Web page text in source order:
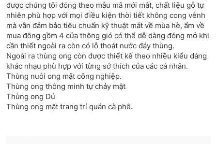
được chúng tôi đóng theo mẫu mã mới mất, chất liệu gỗ tự
nhiên phù hợp với mọi điều kiện thời tiết không cong vênh
mà vẫn đảm bảo tiêu chuẩn kỹ thuật mát về mùa hè, ấm về
mua đông gồm 4 cửa thông gió có thể dễ dàng đóng mở khi
cần thiết ngoài ra còn có lỗ thoát nước đáy thùng.
Ngoài ra thùng ong còn được thiết kế theo nhiều kiểu dáng
khác nhạu phù hợp với từng sở thích của các cá nhân.
Thùng nuôi ong mật công nghiệp.
Thùng ong thông minh tự chảy mật
Thùng ong Dú
Thùng ong mật trang trí quán cà phê.